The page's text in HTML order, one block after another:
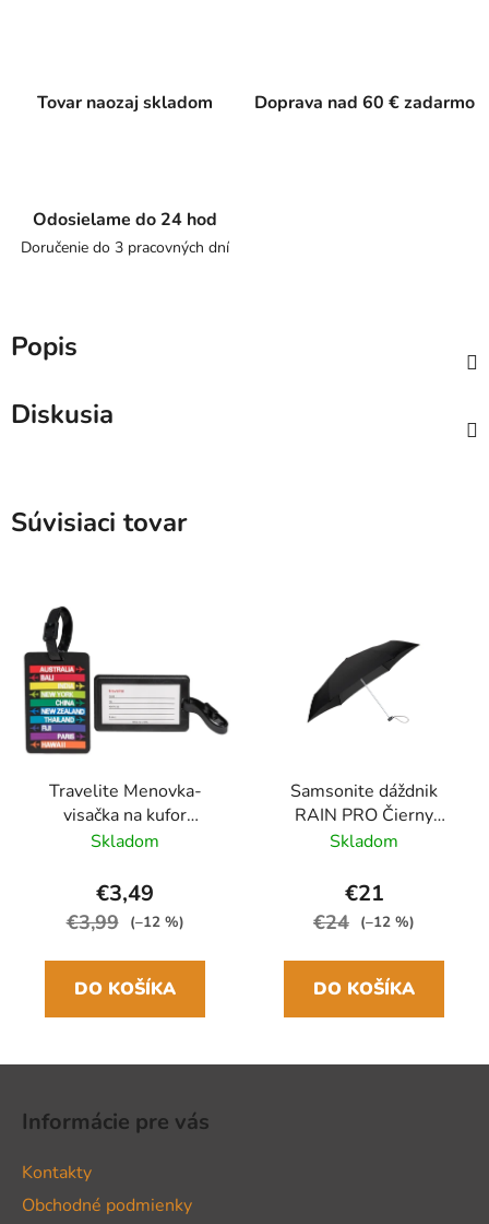
Tovar naozaj skladom Doprava nad 60 € zadarmo
Odosielame do 24 hod
Doručenie do 3 pracovných dní
Popis
Diskusia
Súvisiaci tovar
Travelite Menovka-
visačka na kufor
Multicolor Cities
Skladom
€3,49
€3,99 (–12 %)
DO KOŠÍKA
Samsonite dáždnik
RAIN PRO Čierny
skladací manuálny
Skladom
€21
€24 (–12 %)
DO KOŠÍKA
Informácie pre vás
Kontakty
Obchodné podmienky